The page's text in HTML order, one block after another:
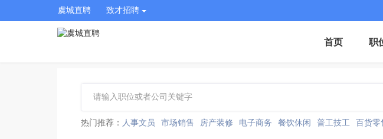
虞城直聘 致才招聘
首页 职
热门推荐： 人事文员 市场销售 房产装修 电子商务 餐饮休闲 普工技工 百货零